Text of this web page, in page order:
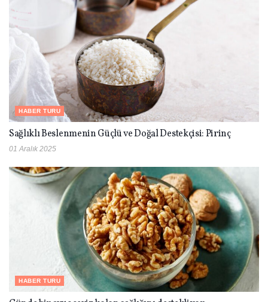
HABER TURU
Sağlıklı Beslenmenin Güçlü ve Doğal Destekçisi: Pirinç
01 Aralık 2025
HABER TURU